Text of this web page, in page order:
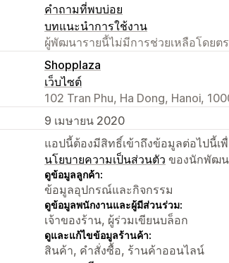
คำถามที่พบบ่อย
บทแนะนำการใช้งาน
ผู้พัฒนารายนี้ไม่มีการช่วยเหลือโดยต
Shopplaza
เว็บไซต์
102 Tran Phu, Ha Dong, Hanoi,
9 เมษายน 2020
แอปนี้ต้องมีสิทธิ์เข้าถึงข้อมูลต่อไปนี้
นโยบายความเป็นส่วนตัว ของนักพัฒ
ดูข้อมูลลูกค้า:
ข้อมูลอุปกรณ์และกิจกรรม
ดูข้อมูลพนักงานและผู้มีส่วนร่วม:
เจ้าของร้าน, ผู้ร่วมเขียนบล็อก
ดูและแก้ไขข้อมูลร้านค้า:
สินค้า, คำสั่งซื้อ, ร้านค้าออนไลน์